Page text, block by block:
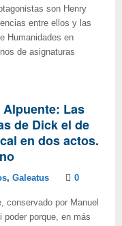
son Henry
entre ellos y las
Humanidades en
de asignaturas
Las
de Dick el de
en dos actos.
, Galeatus 0
conservado por Manuel
poder porque, en más